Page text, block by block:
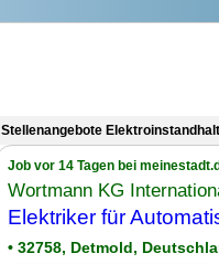
Stellenangebote
Job vor 14 Tagen bei
Wortmann KG
Elektriker für
• 32758, Detmold,